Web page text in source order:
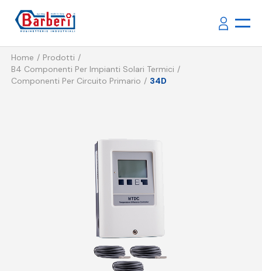
Home
Prodotti
B4 Componenti Per Impianti Solari Termici
Componenti Per Circuito Primario
34D